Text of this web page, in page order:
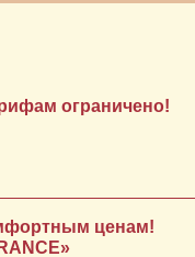
ограничено!
ценам!